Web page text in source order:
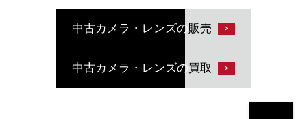
中古カメラ・レンズの販売
中古カメラ・レンズの買取